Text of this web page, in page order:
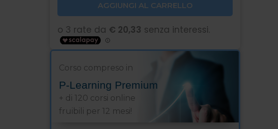
AGGIUNGI AL CARRELLO
Corso compreso in
P-Learning Premium
+ di 120 corsi online
fruibili per 12 mesi!